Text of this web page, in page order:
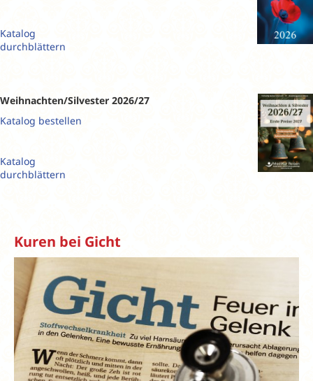
Katalog
durchblättern
Weihnachten/Silvester 2026/27
Katalog bestellen
Katalog
durchblättern
Kuren bei Gicht